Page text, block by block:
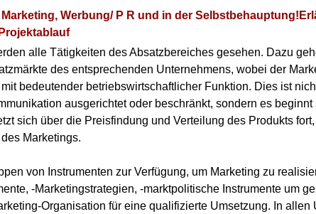
Marketing, Werbung/ P R und in der
alle Tätigkeiten des Absatzbereiches gesehen. Dazu
des entsprechenden Unternehmens, wobei der
bedeutender betriebswirtschaftlicher Funktion. Dies ist
ausgerichtet oder beschränkt, sondern es beginnt
sich über die Preisfindung und Verteilung des Produkts
Marketings.
von Instrumenten zur Verfügung, um Marketing zu
-Marketingstrategien, -marktpolitische Instrumente um
Organisation für eine qualifizierte Umsetzung. In allen